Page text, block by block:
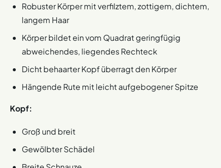
Robuster Körper mit verfilztem, zottigem, dichtem,
langem Haar
Körper bildet ein vom Quadrat geringfügig
abweichendes, liegendes Rechteck
Dicht behaarter Kopf überragt den Körper
Hängende Rute mit leicht aufgebogener Spitze
Kopf:
Groß und breit
Gewölbter Schädel